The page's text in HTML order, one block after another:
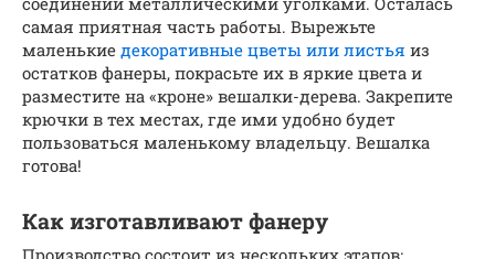
самая приятная часть работы. Вырежьте
маленькие декоративные цветы или листья из
остатков фанеры, покрасьте их в яркие цвета и
разместите на «кроне» вешалки-дерева. Закрепите
крючки в тех местах, где ими удобно будет
пользоваться маленькому владельцу. Вешалка
готова!
Как изготавливают фанеру
Производство состоит из нескольких этапов: